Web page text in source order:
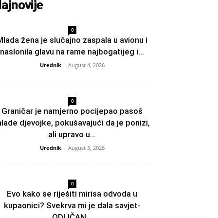
0
žena je slučajno zaspala u avionu i
naslonila glavu na rame najbogatijeg i...
Urednik - August 4, 2026
0
Graničar je namjerno pocijepao pasoš
djevojke, pokušavajući da je ponizi,
ali upravo u...
Urednik - August 3, 2026
0
Evo kako se riješiti mirisa odvoda u
kupaonici? Svekrva mi je dala savjet-